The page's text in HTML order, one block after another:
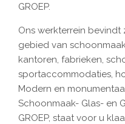
GROEP.
Ons werkterrein
gebied van
kantoren, fabrieken,
sportaccommodaties,
Modern en
Schoonmaak- Glas- en
GROEP, staat voor u